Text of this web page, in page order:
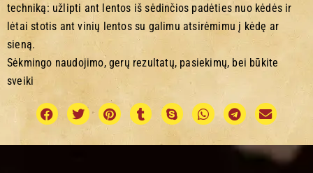
techniką: užlipti ant lentos iš sėdinčios padėties nuo kėdės ir
lėtai stotis ant vinių lentos su galimu atsirėmimu į kėdę ar
sieną.
Sėkmingo naudojimo, gerų rezultatų, pasiekimų, bei būkite
sveiki